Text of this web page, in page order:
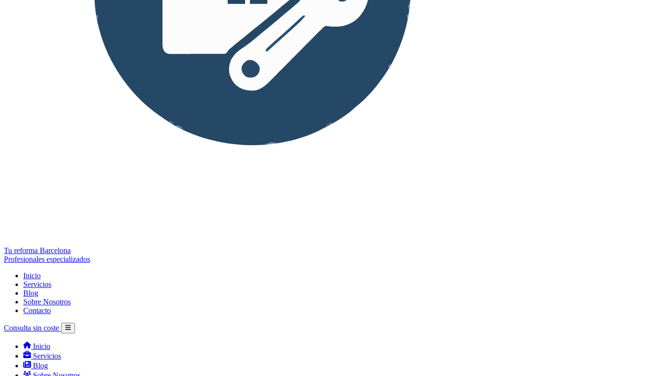
Tu reforma Barcelona
Profesionales especializados
Inicio
Servicios
Blog
Sobre Nosotros
Contacto
Consulta sin coste
Inicio
Servicios
Blog